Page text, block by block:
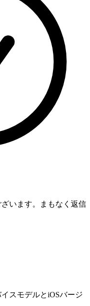
います。まもなく返信
スモデルとiOSバージ